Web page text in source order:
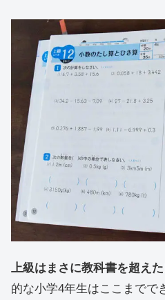
上級はまさに教科書を超えた
的な小学4年生はここまでで